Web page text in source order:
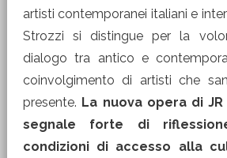
artisti contemporanei italiani e
Strozzi si distingue per la
dialogo tra antico e
coinvolgimento di artisti che
presente. La nuova opera di
segnale forte di
condizioni di accesso alla